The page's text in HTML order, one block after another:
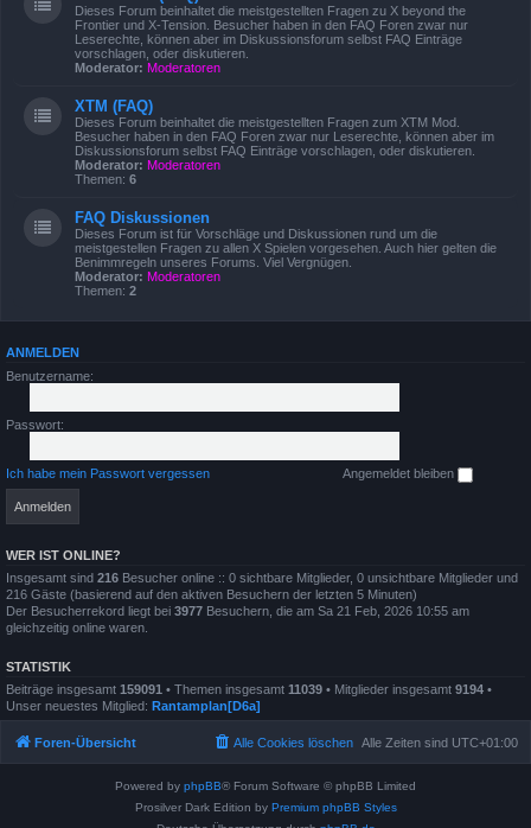
Dieses Forum beinhaltet die meistgestellten Fragen zu X beyond the
Frontier und X-Tension. Besucher haben in den FAQ Foren zwar nur
Leserechte, können aber im Diskussionsforum selbst FAQ Einträge
vorschlagen, oder diskutieren.
Moderator: Moderatoren
XTM (FAQ)
Dieses Forum beinhaltet die meistgestellten Fragen zum XTM Mod.
Besucher haben in den FAQ Foren zwar nur Leserechte, können aber im
Diskussionsforum selbst FAQ Einträge vorschlagen, oder diskutieren.
Moderator: Moderatoren
Themen: 6
FAQ Diskussionen
Dieses Forum ist für Vorschläge und Diskussionen rund um die
meistgestellen Fragen zu allen X Spielen vorgesehen. Auch hier gelten die
Benimmregeln unseres Forums. Viel Vergnügen.
Moderator: Moderatoren
Themen: 2
ANMELDEN
Benutzername:
Passwort:
Ich habe mein Passwort vergessen Angemeldet bleiben
WER IST ONLINE?
Insgesamt sind 216 Besucher online :: 0 sichtbare Mitglieder, 0 unsichtbare Mitglieder und
216 Gäste (basierend auf den aktiven Besuchern der letzten 5 Minuten)
Der Besucherrekord liegt bei 3977 Besuchern, die am Sa 21 Feb, 2026 10:55 am
gleichzeitig online waren.
STATISTIK
Beiträge insgesamt 159091 • Themen insgesamt 11039 • Mitglieder insgesamt 9194 •
Unser neuestes Mitglied: Rantamplan[D6a]
Foren-Übersicht Alle Zeiten sind UTC+01:00
Alle Cookies löschen
Powered by phpBB® Forum Software © phpBB Limited
Prosilver Dark Edition by Premium phpBB Styles